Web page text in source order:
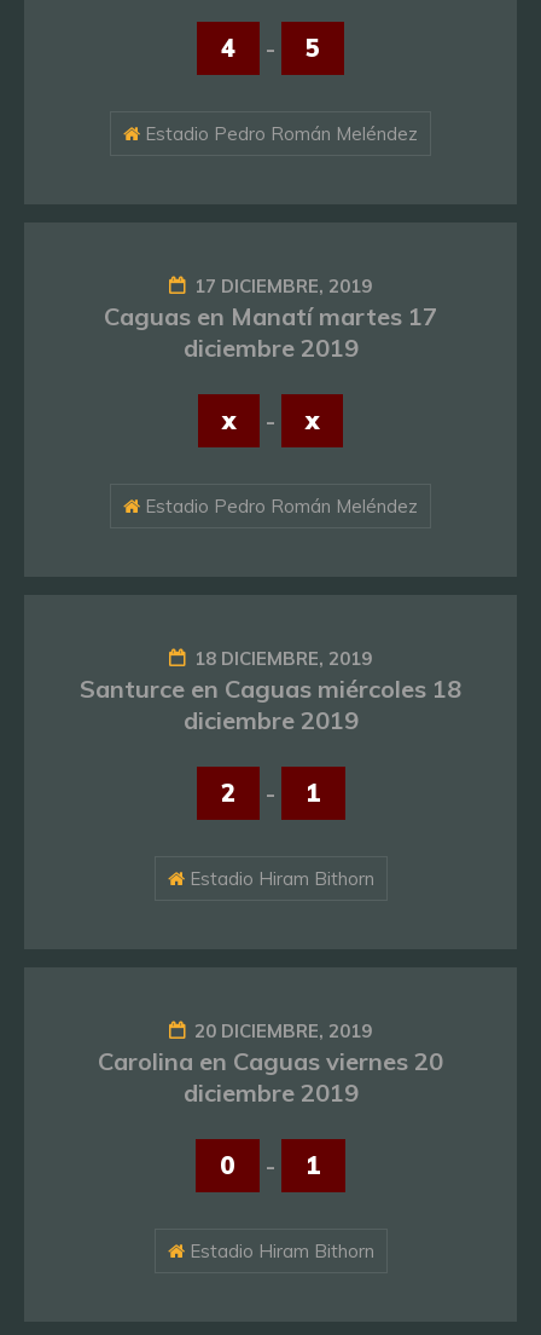
4 - 5
Estadio Pedro Román Meléndez
17 DICIEMBRE, 2019
Caguas en Manatí martes 17
diciembre 2019
x - x
Estadio Pedro Román Meléndez
18 DICIEMBRE, 2019
Santurce en Caguas miércoles 18
diciembre 2019
2 - 1
Estadio Hiram Bithorn
20 DICIEMBRE, 2019
Carolina en Caguas viernes 20
diciembre 2019
0 - 1
Estadio Hiram Bithorn